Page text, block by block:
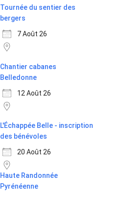
Tournée du sentier des
bergers
7 Août 26
Chantier cabanes
Belledonne
12 Août 26
L'Échappée Belle - inscription
des bénévoles
20 Août 26
Haute Randonnée
Pyrénéenne